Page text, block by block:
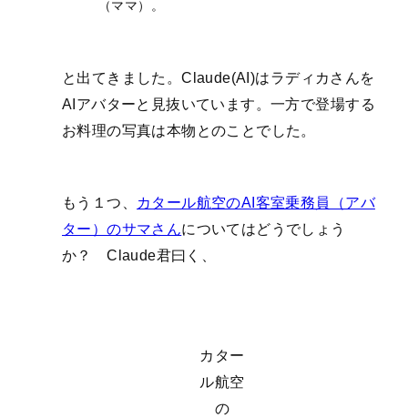
（ママ）。
と出てきました。Claude(AI)はラディカさんを
AIアバターと見抜いています。一方で登場する
お料理の写真は本物とのことでした。
もう１つ、
カタール航空のAI客室乗務員（アバ
ター）のサマさんについてはどうでしょう
か？ Claude君曰く、
カター
ル航空
の